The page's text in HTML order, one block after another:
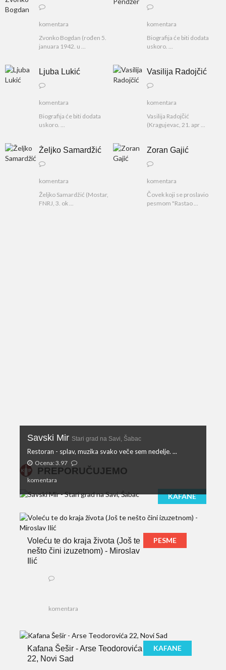
komentara
Zvonko Bogdan (rođen 5.
januara 1942. u ...
komentara
Biografija će biti dodata
uskoro. ...
Ljuba Lukić
komentara
Biografija će biti dodata
uskoro. ...
Vasilija Radojčić
komentara
Vasilija Radojčić
(Kragujevac, 21. apr ...
Željko Samardžić
komentara
Željko Samardžić (Mostar,
FNRJ, 3. ok ...
Zoran Gajić
komentara
Čovek koji se proslavio
pesmom "Rastao ...
PREPORUČUJEMO
KAFANE
Savski Mir Stari grad na Savi, Šabac
Restoran - splav, muzika svako veče sem nedelje. ...
Ocena: 3.97
komentara
Voleću te do kraja života (Još te
nešto čini izuzetnom) - Miroslav
Ilić
PESME
komentara
Kafana Šešir - Arse Teodorovića
22, Novi Sad
KAFANE